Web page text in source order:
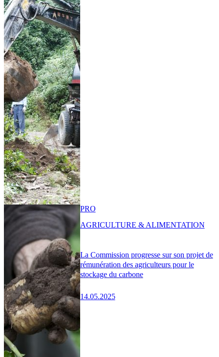
La Commission progresse sur son projet de
rémunération des agriculteurs pour le
stockage du carbone
14.05.2025
PRO
AGRICULTURE & ALIMENTATION